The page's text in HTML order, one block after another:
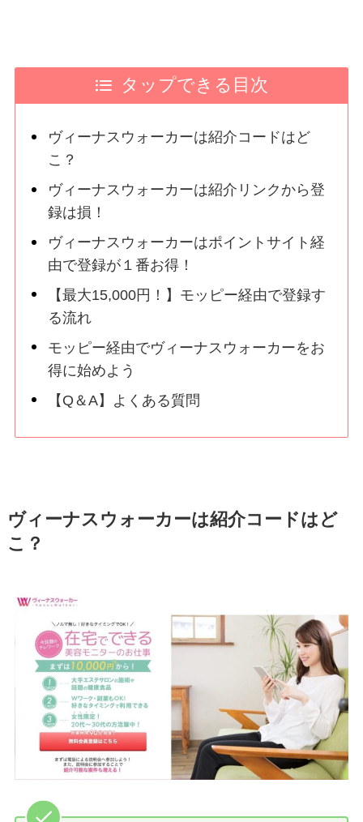
タップできる目次
ヴィーナスウォーカーは紹介コードはど
こ？
ヴィーナスウォーカーは紹介リンクから登
録は損！
ヴィーナスウォーカーはポイントサイト経
由で登録が１番お得！
【最大15,000円！】モッピー経由で登録す
る流れ
モッピー経由でヴィーナスウォーカーをお
得に始めよう
【Q＆A】よくある質問
ヴィーナスウォーカーは紹介コードはど
こ？